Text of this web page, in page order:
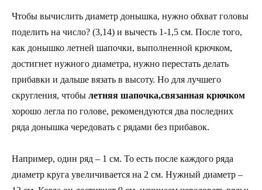
Чтобы вычислить диаметр донышка, нужно обхват головы
поделить на число? (3,14) и вычесть 1-1,5 см. После того,
как донышко летней шапочки, выполненной крючком,
достигнет нужного диаметра, нужно перестать делать
прибавки и дальше вязать в высоту. Но для лучшего
скругления, чтобы летняя шапочка,связанная крючком
хорошо легла по голове, рекомендуются два последних
ряда донышка чередовать с рядами без прибавок.
Например, один ряд – 1 см. То есть после каждого ряда
диаметр круга увеличивается на 2 см. Нужный диаметр –